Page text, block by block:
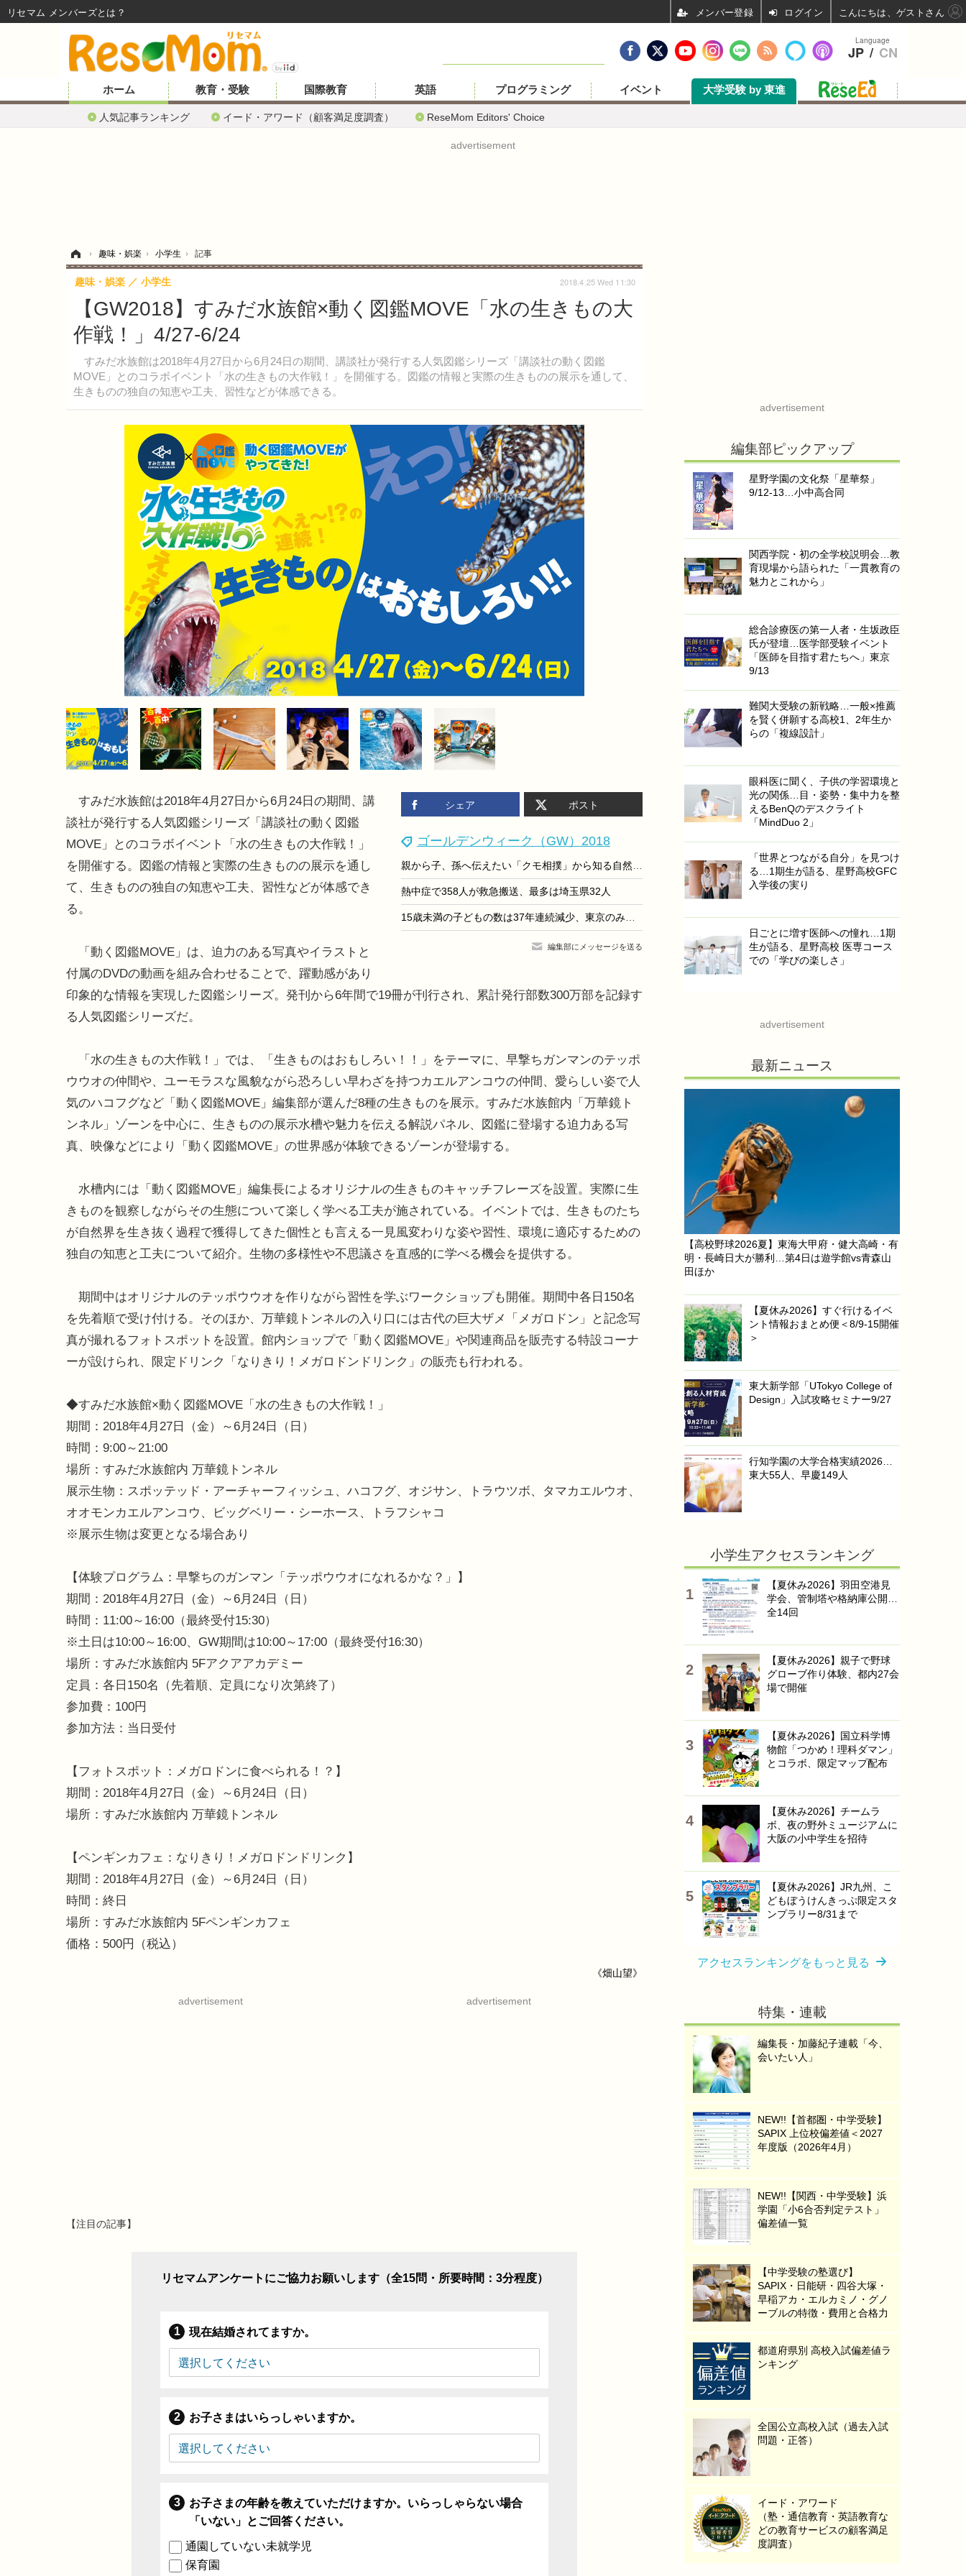
ホーム
人気記事ランキング イード・アワード（顧客満足度調査） ReseMom Editors' Choice
教育・受験 国際教育 英語 プログラミング イベント 大学受験 by 東進
advertisement
› 趣味・娯楽 › 小学生 › 記事
【GW2018】すみだ水族館×動く図鑑MOVE「水の生きもの大
作戦！」4/27-6/24
すみだ水族館は2018年4月27日から6月24日の期間、講談社が発行する人気図鑑シリーズ「講談社の動く図鑑
MOVE」とのコラボイベント「水の生きもの大作戦！」を開催する。図鑑の情報と実際の生きものの展示を通して、
生きものの独自の知恵や工夫、習性などが体感できる。
趣味・娯楽 小学生 2018.4.25 Wed 11:30
シェア ポスト
ゴールデンウィーク（GW）2018
親から子、孫へ伝えたい「クモ相撲」から知る自然の面白さと大切さ
熱中症で358人が救急搬送、最多は埼玉県32人
15歳未満の子どもの数は37年連続減少、東京のみ増加
編集部にメッセージを送る
すみだ水族館は2018年4月27日から6月24日の期間、講
談社が発行する人気図鑑シリーズ「講談社の動く図鑑
MOVE」とのコラボイベント「水の生きもの大作戦！」
を開催する。図鑑の情報と実際の生きものの展示を通し
て、生きものの独自の知恵や工夫、習性などが体感でき
る。
「動く図鑑MOVE」は、迫力のある写真やイラストと
付属のDVDの動画を組み合わせることで、躍動感があり
印象的な情報を実現した図鑑シリーズ。発刊から6年間で19冊が刊行され、累計発行部数300万部を記録す
る人気図鑑シリーズだ。
「水の生きもの大作戦！」では、「生きものはおもしろい！！」をテーマに、早撃ちガンマンのテッポ
ウウオの仲間や、ユーモラスな風貌ながら恐ろしい早わざを持つカエルアンコウの仲間、愛らしい姿で人
気のハコフグなど「動く図鑑MOVE」編集部が選んだ8種の生きものを展示。すみだ水族館内「万華鏡ト
ンネル」ゾーンを中心に、生きものの展示水槽や魅力を伝える解説パネル、図鑑に登場する迫力ある写
真、映像などにより「動く図鑑MOVE」の世界感が体験できるゾーンが登場する。
水槽内には「動く図鑑MOVE」編集長によるオリジナルの生きものキャッチフレーズを設置。実際に生
きものを観察しながらその生態について楽しく学べる工夫が施されている。イベントでは、生きものたち
が自然界を生き抜く過程で獲得してきた個性とも言える一見風変わりな姿や習性、環境に適応するための
独自の知恵と工夫について紹介。生物の多様性や不思議さを直感的に学べる機会を提供する。
期間中はオリジナルのテッポウウオを作りながら習性を学ぶワークショップも開催。期間中各日150名
を先着順で受け付ける。そのほか、万華鏡トンネルの入り口には古代の巨大ザメ「メガロドン」と記念写
真が撮れるフォトスポットを設置。館内ショップで「動く図鑑MOVE」や関連商品を販売する特設コーナ
ーが設けられ、限定ドリンク「なりきり！メガロドンドリンク」の販売も行われる。
◆すみだ水族館×動く図鑑MOVE「水の生きもの大作戦！」
期間：2018年4月27日（金）～6月24日（日）
時間：9:00～21:00
場所：すみだ水族館内 万華鏡トンネル
展示生物：スポッテッド・アーチャーフィッシュ、ハコフグ、オジサン、トラウツボ、タマカエルウオ、
オオモンカエルアンコウ、ビッグベリー・シーホース、トラフシャコ
※展示生物は変更となる場合あり
【体験プログラム：早撃ちのガンマン「テッポウウオになれるかな？」】
期間：2018年4月27日（金）～6月24日（日）
時間：11:00～16:00（最終受付15:30）
※土日は10:00～16:00、GW期間は10:00～17:00（最終受付16:30）
場所：すみだ水族館内 5Fアクアアカデミー
定員：各日150名（先着順、定員になり次第終了）
参加費：100円
参加方法：当日受付
【フォトスポット：メガロドンに食べられる！？】
期間：2018年4月27日（金）～6月24日（日）
場所：すみだ水族館内 万華鏡トンネル
【ペンギンカフェ：なりきり！メガロドンドリンク】
期間：2018年4月27日（金）～6月24日（日）
時間：終日
場所：すみだ水族館内 5Fペンギンカフェ
価格：500円（税込）
《畑山望》
advertisement advertisement
【注目の記事】
リセマムアンケートにご協力お願いします（全15問・所要時間：3分程度）
現在結婚されてますか。
お子さまはいらっしゃいますか。
お子さまの年齢を教えていただけますか。いらっしゃらない場合
「いない」とご回答ください。
通園していない未就学児
保育園
advertisement
編集部ピックアップ
星野学園の文化祭「星華祭」
9/12-13…小中高合同
関西学院・初の全学校説明会…教
育現場から語られた「一貫教育の
魅力とこれから」
総合診療医の第一人者・生坂政臣
氏が登壇…医学部受験イベント
「医師を目指す君たちへ」東京
9/13
難関大受験の新戦略…一般×推薦
を賢く併願する高校1、2年生か
らの「複線設計」
眼科医に聞く、子供の学習環境と
光の関係…目・姿勢・集中力を整
えるBenQのデスクライト
「MindDuo 2」
「世界とつながる自分」を見つけ
る…1期生が語る、星野高校GFC
入学後の実り
日ごとに増す医師への憧れ…1期
生が語る、星野高校 医専コース
での「学びの楽しさ」
advertisement
最新ニュース
【高校野球2026夏】東海大甲府・健大高崎・有
明・長崎日大が勝利…第4日は遊学館vs青森山
田ほか
【夏休み2026】すぐ行けるイベ
ント情報おまとめ便＜8/9-15開催
＞
東大新学部「UTokyo College of
Design」入試攻略セミナー9/27
行知学園の大学合格実績2026…
東大55人、早慶149人
小学生アクセスランキング
【夏休み2026】羽田空港見
学会、管制塔や格納庫公開…
全14回
【夏休み2026】親子で野球
グローブ作り体験、都内27会
場で開催
【夏休み2026】国立科学博
物館「つかめ！理科ダマン」
とコラボ、限定マップ配布
【夏休み2026】チームラ
ボ、夜の野外ミュージアムに
大阪の小中学生を招待
【夏休み2026】JR九州、こ
どもぼうけんきっぷ限定スタ
ンプラリー8/31まで
アクセスランキングをもっと見る
特集・連載
編集長・加藤紀子連載「今、
会いたい人」
NEW!!【首都圏・中学受験】
SAPIX 上位校偏差値＜2027
年度版（2026年4月）
NEW!!【関西・中学受験】浜
学園「小6合否判定テスト」
偏差値一覧
【中学受験の塾選び】
SAPIX・日能研・四谷大塚・
早稲アカ・エルカミノ・グノ
ーブルの特徴・費用と合格力
都道府県別 高校入試偏差値ラ
ンキング
全国公立高校入試（過去入試
問題・正答）
イード・アワード
（塾・通信教育・英語教育な
どの教育サービスの顧客満足
度調査）
Language
JP / CN
リセマム メンバーズ ログイン こんにちは、ゲストさん